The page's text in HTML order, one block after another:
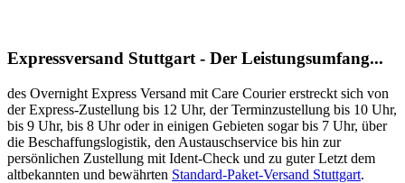
Expressversand Stuttgart - Der Leistungsumfang...
des Overnight Express Versand mit Care Courier erstreckt sich von
der Express-Zustellung bis 12 Uhr, der Terminzustellung bis 10 Uhr,
bis 9 Uhr, bis 8 Uhr oder in einigen Gebieten sogar bis 7 Uhr, über
die Beschaffungslogistik, den Austauschservice bis hin zur
persönlichen Zustellung mit Ident-Check und zu guter Letzt dem
altbekannten und bewährten Standard-Paket-Versand Stuttgart.